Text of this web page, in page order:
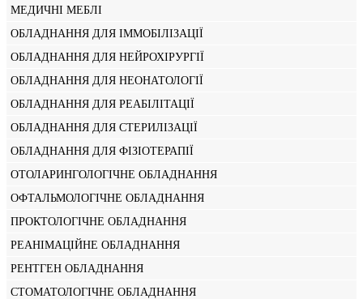
МЕДИЧНІ МЕБЛІ
ОБЛАДНАННЯ ДЛЯ ІММОБІЛІЗАЦІЇ
ОБЛАДНАННЯ ДЛЯ НЕЙРОХІРУРГІЇ
ОБЛАДНАННЯ ДЛЯ НЕОНАТОЛОГІЇ
ОБЛАДНАННЯ ДЛЯ РЕАБІЛІТАЦІЇ
ОБЛАДНАННЯ ДЛЯ СТЕРИЛІЗАЦІЇ
ОБЛАДНАННЯ ДЛЯ ФІЗІОТЕРАПІЇ
ОТОЛАРИНГОЛОГІЧНЕ ОБЛАДНАННЯ
ОФТАЛЬМОЛОГІЧНЕ ОБЛАДНАННЯ
ПРОКТОЛОГІЧНЕ ОБЛАДНАННЯ
РЕАНІМАЦІЙНЕ ОБЛАДНАННЯ
РЕНТГЕН ОБЛАДНАННЯ
СТОМАТОЛОГІЧНЕ ОБЛАДНАННЯ